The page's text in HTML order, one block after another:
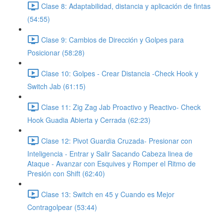
Clase 8: Adaptabilidad, distancia y aplicación de fintas
(54:55)
Clase 9: Cambios de Dirección y Golpes para
Posicionar (58:28)
Clase 10: Golpes - Crear Distancia -Check Hook y
Switch Jab (61:15)
Clase 11: Zig Zag Jab Proactivo y Reactivo- Check
Hook Guadia Abierta y Cerrada (62:23)
Clase 12: Pivot Guardia Cruzada- Presionar con
Inteligencia - Entrar y Salir Sacando Cabeza linea de
Ataque - Avanzar con Esquives y Romper el Ritmo de
Presión con Shift (62:40)
Clase 13: Switch en 45 y Cuando es Mejor
Contragolpear (53:44)